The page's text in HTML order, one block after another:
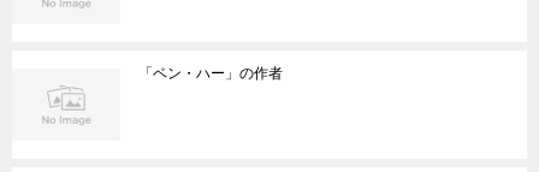
「ベン・ハー」の作者